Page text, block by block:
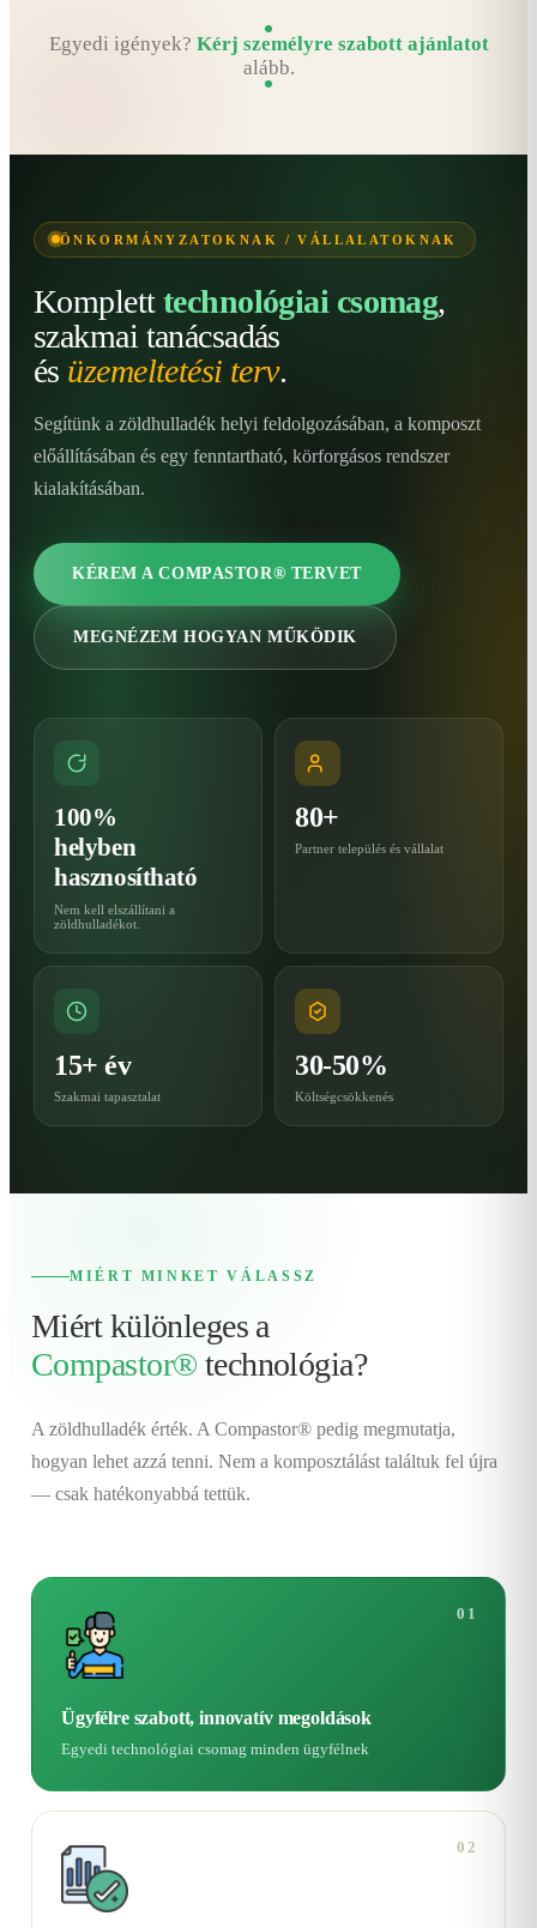
Egyedi igények? Kérj személyre szabott ajánlatot
alább.
ÖNKORMÁNYZATOKNAK / VÁLLALATOKNAK
Kompletttechnológiai csomag,
szakmai tanácsadás
és üzemeltetési terv.
Segítünk a zöldhulladék helyi feldolgozásában, a komposzt
előállításában és egy fenntartható, körforgásos rendszer
kialakításában.
KÉREM A COMPASTOR® TERVET
MEGNÉZEM HOGYAN MŰKÖDIK
100%
helyben
hasznosítható
Nem kell elszállítani a
zöldhulladékot.
80+
Partner település és vállalat
15+ év
Szakmai tapasztalat
30-50%
Költségcsökkenés
MIÉRT MINKET VÁLASSZ
Miért különleges a
Compastor® technológia?
A zöldhulladék érték. A Compastor® pedig megmutatja,
hogyan lehet azzá tenni. Nem a komposztálást találtuk fel újra
— csak hatékonyabbá tettük.
01
Ügyfélre szabott, innovatív megoldások
Egyedi technológiai csomag minden ügyfélnek
02